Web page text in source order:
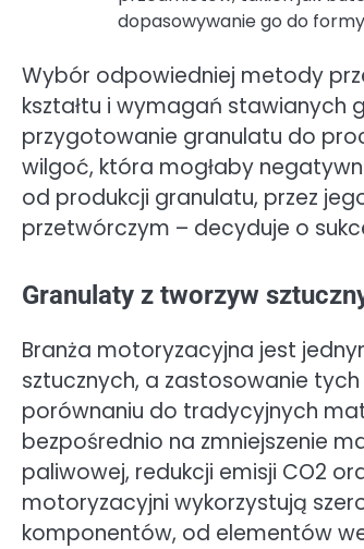
dopasowywanie go do
Wybór odpowiedniej metody
kształtu i wymagań stawianych
przygotowanie granulatu do
wilgoć, która mogłaby
od produkcji granulatu, przez
przetwórczym – decyduje o
Granulaty z tworzyw
Branża motoryzacyjna jest
sztucznych, a zastosowanie
porównaniu do tradycyjnych
bezpośrednio na zmniejszenie
paliwowej, redukcji emisji CO2
motoryzacyjni wykorzystują
komponentów, od elementów